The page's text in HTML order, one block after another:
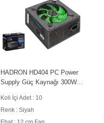
HADRON HD404 PC Power
Supply Güç Kaynağı 300W
Koli İçi Adet : 10
Renk : Siyah